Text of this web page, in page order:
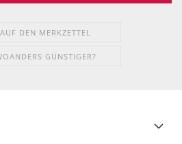
AUF DEN MERKZETTEL
GÜNSTIGER?